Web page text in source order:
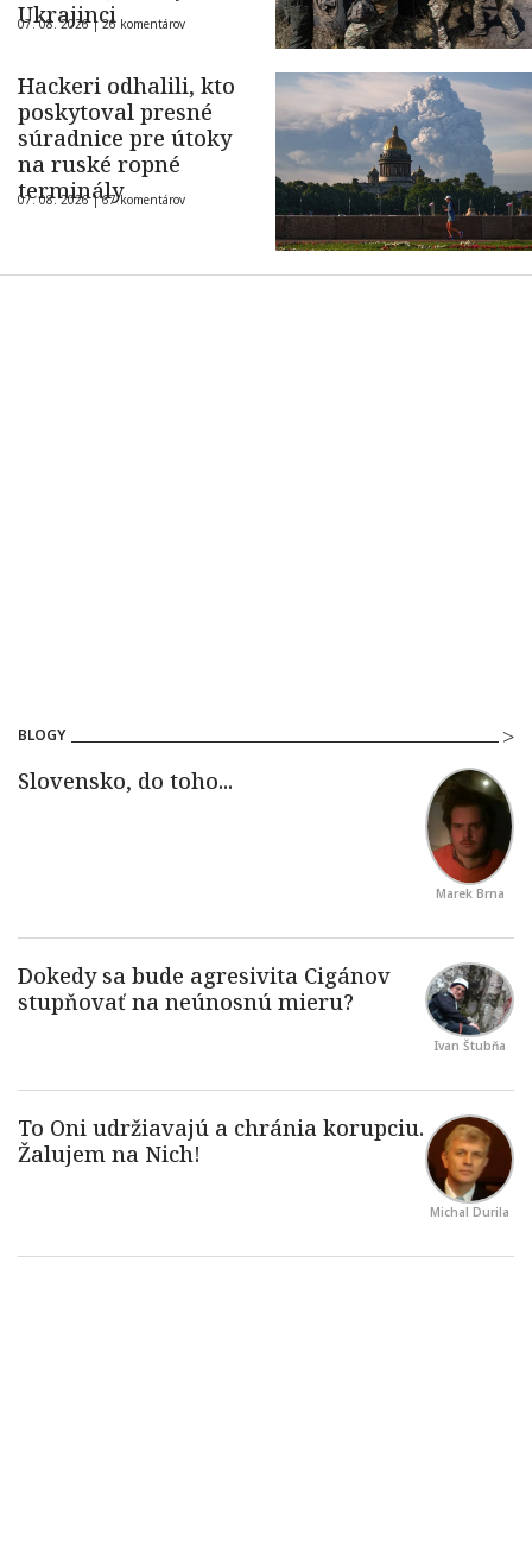
Ukrajinci
07. 08. 2026 |26 komentárov
Hackeri odhalili, kto
poskytoval presné
súradnice pre útoky
na ruské ropné
terminály
07. 08. 2026 |67 komentárov
BLOGY
Marek Brna
Ivan Štubňa
Michal Durila